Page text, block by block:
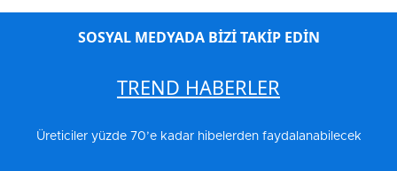
SOSYAL MEDYADA BİZİ TAKİP EDİN
TREND HABERLER
Üreticiler yüzde 70’e kadar hibelerden faydalanabilecek